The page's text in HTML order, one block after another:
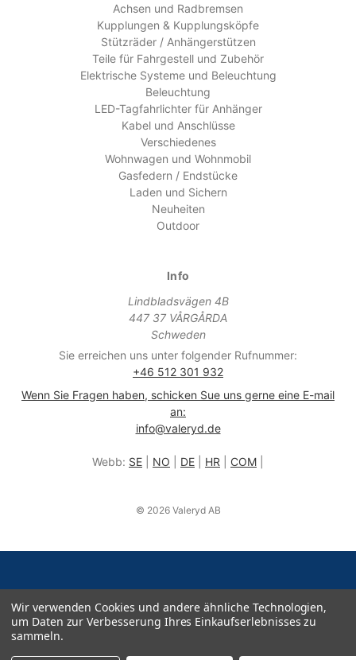
Achsen und Radbremsen
Kupplungen & Kupplungsköpfe
Stützräder / Anhängerstützen
Teile für Fahrgestell und Zubehör
Elektrische Systeme und Beleuchtung
Beleuchtung
LED-Tagfahrlichter für Anhänger
Kabel und Anschlüsse
Verschiedenes
Wohnwagen und Wohnmobil
Gasfedern / Endstücke
Laden und Sichern
Neuheiten
Outdoor
Info
Lindbladsvägen 4B
447 37 VÅRGÅRDA
Schweden
Sie erreichen uns unter folgender Rufnummer:
+46 512 301 932
Wenn Sie Fragen haben, schicken Sue uns gerne eine E-mail
an:
info@valeryd.de
Webb: SE NO DE HR COM
© 2026 Valeryd AB
Wir verwenden Cookies und andere ähnliche Technologien,
um Daten zur Verbesserung Ihres Einkaufserlebnisses zu
sammeln.